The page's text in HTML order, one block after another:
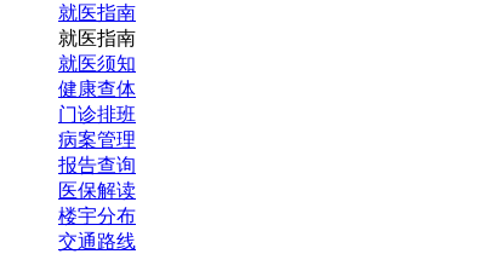
就医指南
就医指南
就医须知
健康查体
门诊排班
病案管理
报告查询
医保解读
楼宇分布
交通路线